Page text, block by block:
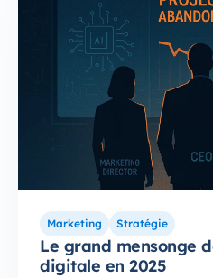
Marketing Stratégie
Le grand mensonge
digitale en 2025